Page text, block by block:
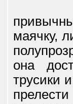
маячку,
она
трусики